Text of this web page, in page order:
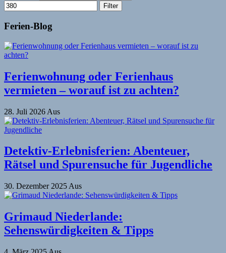
Filter
Ferien-Blog
Ferienwohnung oder Ferienhaus
vermieten – worauf ist zu achten?
28. Juli 2026 Aus
Detektiv-Erlebnisferien: Abenteuer,
Rätsel und Spurensuche für Jugendliche
30. Dezember 2025 Aus
Grimaud Niederlande:
Sehenswürdigkeiten & Tipps